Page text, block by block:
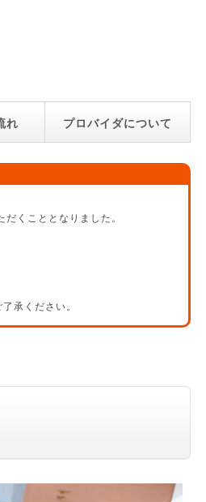
れ プロバイダについて
くこととなりました。
承ください。